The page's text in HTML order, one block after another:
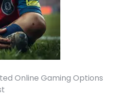
Online Gaming Options